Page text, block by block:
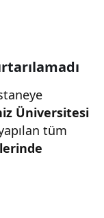
Üniversitesi
tüm